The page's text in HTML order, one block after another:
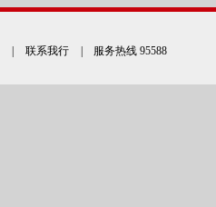
联系我行 | 服务热线 95588